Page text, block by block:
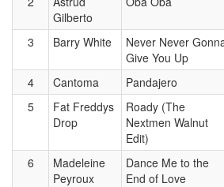
Gilberto
3 Barry White
Never Never
Give You Up
4 Cantoma Pandajero
5
Fat Freddys
Drop
Roady (The
Nextmen Walnut
Edit)
6
Madeleine
Peyroux
Dance Me to the
End of Love